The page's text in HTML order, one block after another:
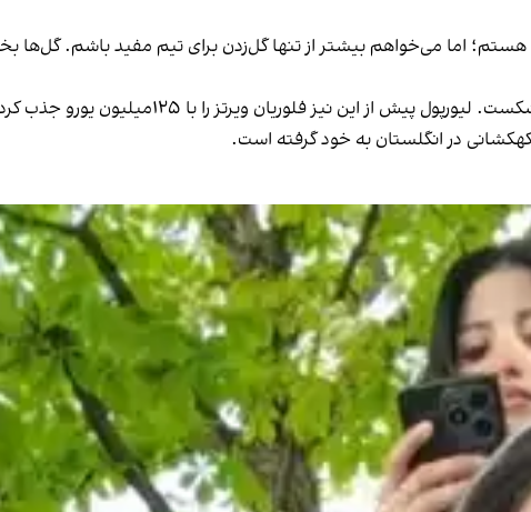
هستم؛ اما می‌خواهم بیشتر از تنها گل‌زدن برای تیم مفید باشم.
این انتقال، رکورد پیشین لیگ برتر را که با ۱۲۲میلیون یورو در اختیار انزو فرناندز بود،
در انگلستان به خود گرفته است.